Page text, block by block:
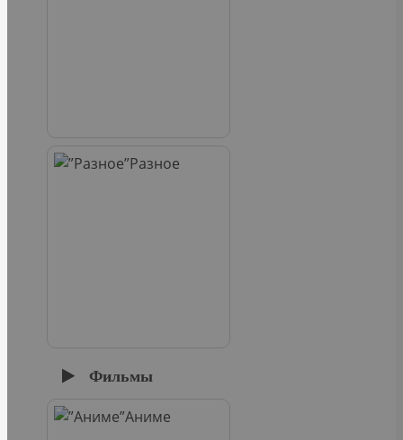
Разное
Фильмы
Аниме